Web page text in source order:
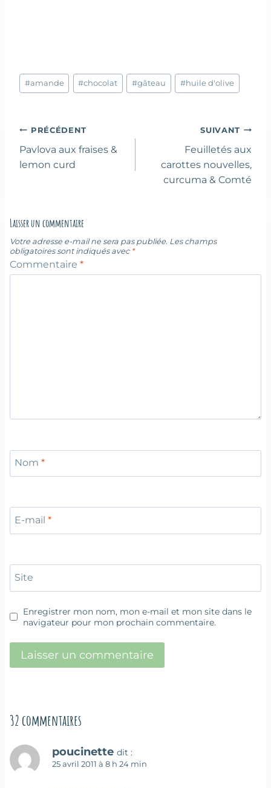
Étiquettes
de
#amande #chocolat #gâteau #huile d'olive
Navigation
de
l’article
PRÉCÉDENT
Pavlova aux fraises &
lemon curd
SUIVANT
Feuilletés aux
carottes nouvelles,
curcuma & Comté
Laisser un commentaire
Votre adresse e-mail ne sera pas publiée. Les champs
obligatoires sont indiqués avec *
Commentaire *
Nom *
E-mail *
Site
Enregistrer mon nom, mon e-mail et mon site dans le
navigateur pour mon prochain commentaire.
32 commentaires
poucinette dit :
25 avril 2011 à 8 h 24 min